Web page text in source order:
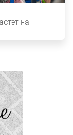
на